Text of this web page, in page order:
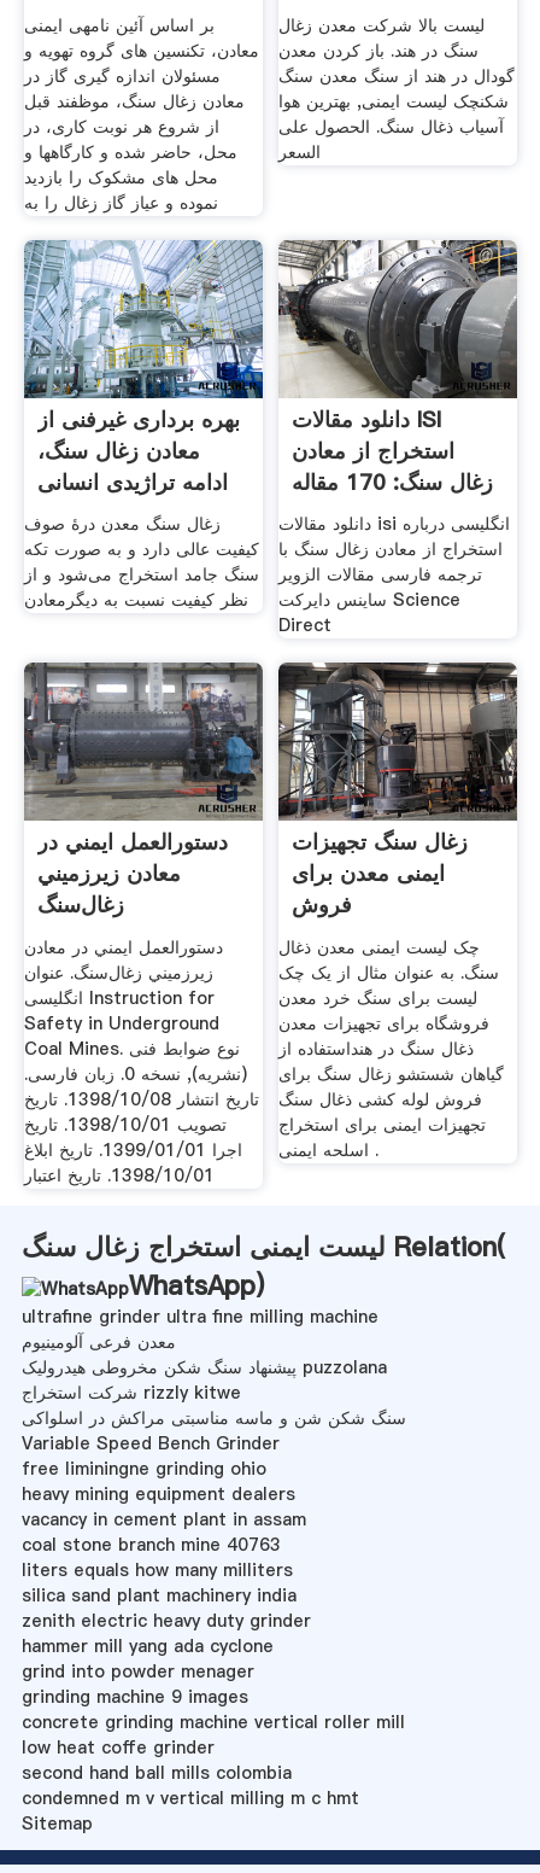
بر اساس آئین نامه­ی ایمنی
معادن، تکنسین های گروه تهویه و
مسئولان اندازه گیری گاز در
معادن زغال سنگ، موظفند قبل
از شروع هر نوبت کاری، در
محل، حاضر شده و کارگاه­ها و
محل های مشکوک را بازدید
نموده و عیاز گاز زغال را به
لیست بالا شرکت معدن زغال
سنگ در هند. باز کردن معدن
گودال در هند از سنگ معدن سنگ
شکنچک لیست ایمنی, بهترین هوا
آسیاب ذغال سنگ. الحصول على
السعر
بهره برداری غیرفنی از
معادن زغال سنگ،
ادامه تراژیدی انسانی
زغال سنگ معدن درۀ صوف
کیفیت عالی دارد و به صورت تکه
سنگ جامد استخراج می‌شود و از
نظر کیفیت نسبت به دیگرمعادن
دانلود مقالات ISI
استخراج از معادن
زغال سنگ: 170 مقاله
Isi
دانلود مقالات isi انگلیسی درباره
استخراج از معادن زغال سنگ با
ترجمه فارسی مقالات الزویر
ساینس دایرکت Science
Direct
دستورالعمل ايمني در
معادن زيرزميني
زغال‌سنگ
دستورالعمل ايمني در معادن
زيرزميني زغال‌سنگ. عنوان
انگلیسی Instruction for
Safety in Underground
Coal Mines. نوع ضوابط فنی
(نشریه), نسخه 0. زبان فارسی.
تاریخ انتشار 1398/10/08. تاریخ
تصویب 1398/10/01. تاریخ
اجرا 1399/01/01. تاریخ ابلاغ
1398/10/01. تاریخ اعتبار
زغال سنگ تجهیزات
ایمنی معدن برای
فروش
چک لیست ایمنی معدن ذغال
سنگ. به عنوان مثال از یک چک
لیست برای سنگ خرد معدن
فروشگاه برای تجهیزات معدن
ذغال سنگ در هنداستفاده از
گیاهان شستشو زغال سنگ برای
فروش لوله کشی ذغال سنگ
تجهیزات ایمنی برای استخراج
اسلحه ایمنی .
لیست ایمنی استخراج زغال سنگ Relation(
WhatsApp)
ultrafine grinder ultra fine milling machine
معدن فرعی آلومینیوم
پیشنهاد سنگ شکن مخروطی هیدرولیک puzzolana
شرکت استخراج rizzly kitwe
سنگ شکن شن و ماسه مناسبتی مراکش در اسلواکی
Variable Speed Bench Grinder
free liminingne grinding ohio
heavy mining equipment dealers
vacancy in cement plant in assam
coal stone branch mine 40763
liters equals how many milliters
silica sand plant machinery india
zenith electric heavy duty grinder
hammer mill yang ada cyclone
grind into powder menager
grinding machine 9 images
concrete grinding machine vertical roller mill
low heat coffe grinder
second hand ball mills colombia
condemned m v vertical milling m c hmt
Sitemap